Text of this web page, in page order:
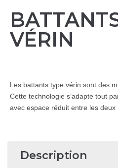
VÉRIN
Les battants type vérin sont des
Cette technologie s’adapte tout
avec espace réduit entre les deux
Description